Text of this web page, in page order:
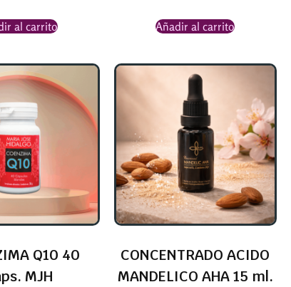
al carrito Añadir al carrito
Q10 40
MJH
CONCENTRADO ACIDO
MANDELICO AHA 15 ml.